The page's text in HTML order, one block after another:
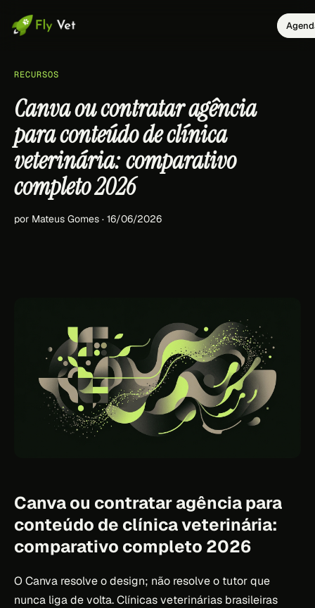
RECURSOS
Canva ou contratar agência
para conteúdo de clínica
veterinária: comparativo
completo 2026
por Mateus Gomes · 16/06/2026
Canva ou contratar agência para
conteúdo de clínica veterinária:
comparativo completo 2026
O Canva resolve o design; não resolve o tutor que
nunca liga de volta. Clínicas veterinárias brasileiras